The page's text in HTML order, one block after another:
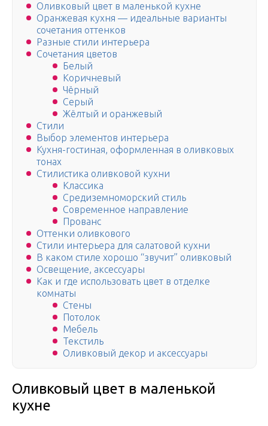
Оливковый цвет в маленькой кухне
Оранжевая кухня — идеальные варианты
сочетания оттенков
Разные стили интерьера
Сочетания цветов
Белый
Коричневый
Чёрный
Серый
Жёлтый и оранжевый
Стили
Выбор элементов интерьера
Кухня-гостиная, оформленная в оливковых
тонах
Стилистика оливковой кухни
Классика
Средиземноморский стиль
Современное направление
Прованс
Оттенки оливкового
Стили интерьера для салатовой кухни
В каком стиле хорошо “звучит” оливковый
Освещение, аксессуары
Как и где использовать цвет в отделке
комнаты
Стены
Потолок
Мебель
Текстиль
Оливковый декор и аксессуары
Оливковый цвет в маленькой
кухне